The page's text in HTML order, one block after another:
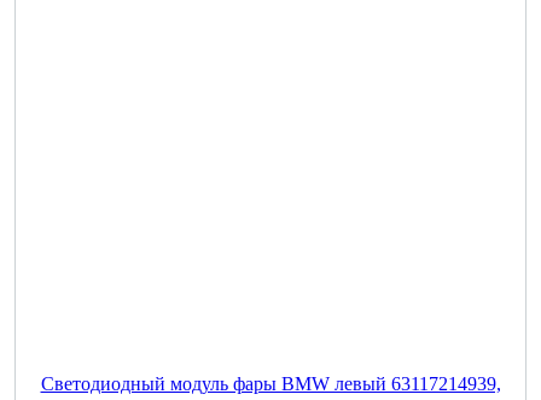
Светодиодный модуль фары BMW левый 63117214939,